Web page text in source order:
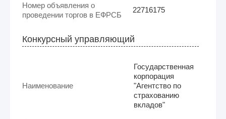
Номер объявления о
проведении торгов в ЕФРСБ
22716175
Конкурсный управляющий
Наименование
Государственная
корпорация
"Агентство по
страхованию
вкладов"